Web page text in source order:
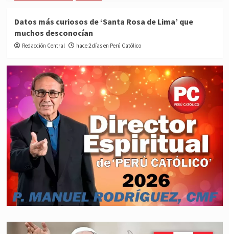
Datos más curiosos de ‘Santa Rosa de Lima’ que
muchos desconocían
Redacción Central hace 2 días en Perú Católico